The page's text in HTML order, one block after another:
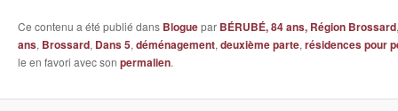
Ce contenu a été publié dans Bloguepar BÉRUBÉ, 84 ans, Région Brossard
ans, Brossard, Dans 5, déménagement, deuxième parte, résidences pour
le en favori avec son permalien.